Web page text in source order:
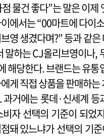
물건 좋다”는 말은 이제
에서는 “00마트에 다이
영 생겼다며?” 등과 같은
말하는 CJ올리브영이나,
해당한다. 브랜드는 유통
게 직접 상품을 판매하는
과거에는 롯데·신세계 등
자 선택의 기준이 되었
돼 있느냐가 선택의 기